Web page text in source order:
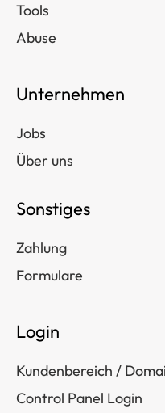
Tools
Abuse
Unternehmen
Jobs
Über uns
Sonstiges
Zahlung
Formulare
Login
Kundenbereich /
Control Panel Login